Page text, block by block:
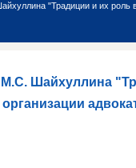
"Традиции и их роль
Шайхуллина